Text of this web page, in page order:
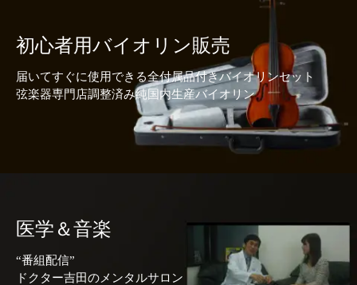
初心者用バイオリン販売
届いてすぐに使用できる全付属品付きバイオリンセット
弦楽器専門店調整済み純国内生産バイオリン
医学＆音楽
“番組配信”
ドクター吉田のメンタルサロン